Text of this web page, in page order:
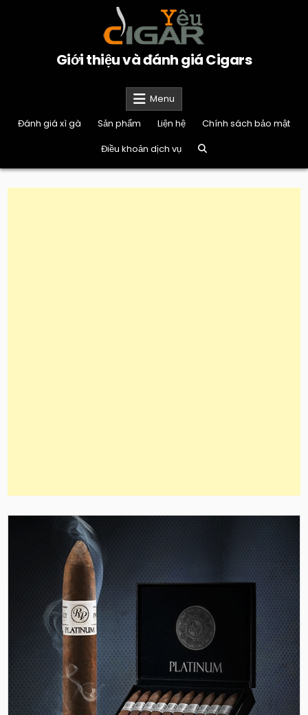
Giới thiệu và đánh giá Cigars
Menu
Đánh giá xì gà
Sản phẩm Liện hệ
Chính sách bảo mật
Điều khoản dịch vụ